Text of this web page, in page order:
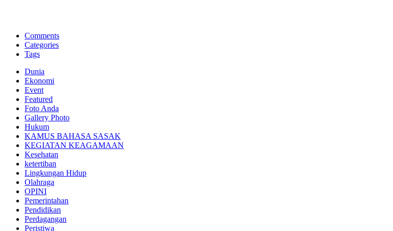
Memberikan yang terbaik sesuai kaidah Islam, kunjungi situs resmi
Comments
Categories
Tags
Dunia
Ekonomi
Event
Featured
Foto Anda
Gallery Photo
Hukum
KAMUS BAHASA SASAK
KEGIATAN KEAGAMAAN
Kesehatan
ketertiban
Lingkungan Hidup
Olahraga
OPINI
Pemerintahan
Pendidikan
Perdagangan
Peristiwa